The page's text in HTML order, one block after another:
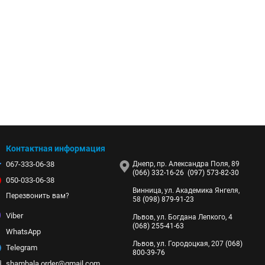
включая снег, дождь, ветер и т.д.
Контактная информация
067-333-06-38
050-033-06-38
Перезвонить вам?
Viber
WhatsApp
Telegram
Днепр, пр. Александра Поля, 89
(066) 332-16-26 (097) 573-82-30
Винница, ул. Академика Янгеля,
58 (098) 879-91-23
Львов, ул. Богдана Лепкого, 4
(068) 255-41-63
Львов, ул. Городоцкая, 207 (068)
800-39-76